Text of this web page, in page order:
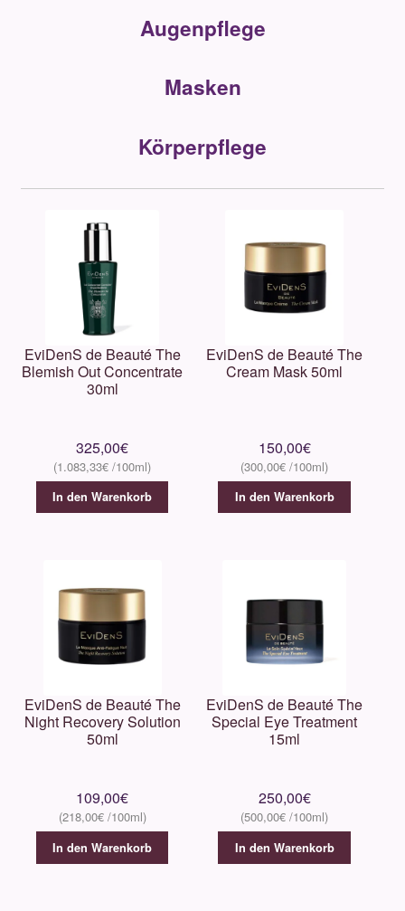
Augenpflege
Masken
Körperpflege
EviDenS de Beauté The
Blemish Out Concentrate
30ml
325,00€
1.083,33€
In den Warenkorb
EviDenS de Beauté The
Cream Mask 50ml
150,00€
300,00€
In den Warenkorb
EviDenS de Beauté The
Night Recovery Solution
50ml
109,00€
218,00€
In den Warenkorb
EviDenS de Beauté The
Special Eye Treatment
15ml
250,00€
500,00€
In den Warenkorb